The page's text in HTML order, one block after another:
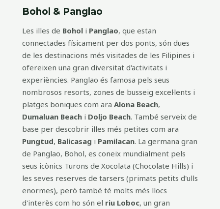
Bohol & Panglao
Les illes de Bohol i Panglao, que estan
connectades físicament per dos ponts, són dues
de les destinacions més visitades de les Filipines i
ofereixen una gran diversitat d'activitats i
experiències. Panglao és famosa pels seus
nombrosos resorts, zones de busseig excel·lents i
platges boniques com ara Alona Beach,
Dumaluan Beach i Doljo Beach. També serveix de
base per descobrir illes més petites com ara
Pungtud, Balicasag i Pamilacan. La germana gran
de Panglao, Bohol, es coneix mundialment pels
seus icònics Turons de Xocolata (Chocolate Hills) i
les seves reserves de tarsers (primats petits d'ulls
enormes), però també té molts més llocs
d'interès com ho són el riu Loboc, un gran